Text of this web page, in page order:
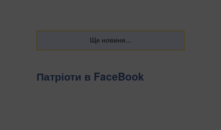
Патріоти в FaceBook